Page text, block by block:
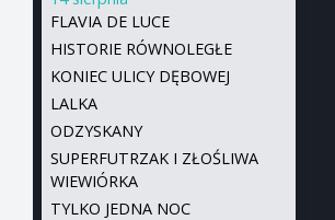
FLAVIA DE LUCE
HISTORIE RÓWNOLEGŁE
KONIEC ULICY DĘBOWEJ
LALKA
ODZYSKANY
SUPERFUTRZAK I ZŁOŚLIWA
WIEWIÓRKA
TYLKO JEDNA NOC